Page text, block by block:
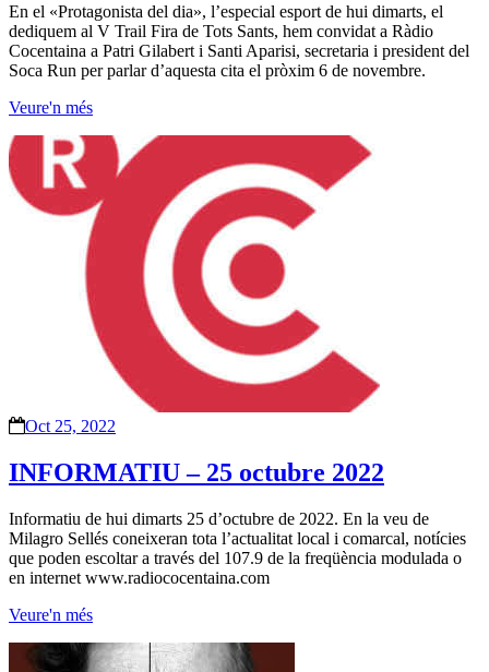
En el «Protagonista del dia», l’especial esport de hui dimarts, el
dediquem al V Trail Fira de Tots Sants, hem convidat a Ràdio
Cocentaina a Patri Gilabert i Santi Aparisi, secretaria i president del
Soca Run per parlar d’aquesta cita el pròxim 6 de novembre.
Veure'n més
Oct 25, 2022
INFORMATIU – 25 octubre 2022
Informatiu de hui dimarts 25 d’octubre de 2022. En la veu de
Milagro Sellés coneixeran tota l’actualitat local i comarcal, notícies
que poden escoltar a través del 107.9 de la freqüència modulada o
en internet www.radiococentaina.com
Veure'n més